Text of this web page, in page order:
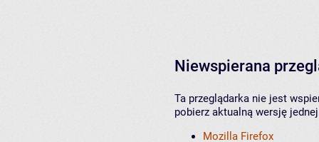
Niewspierana
Ta przeglądarka nie jest
pobierz aktualną wersję
Mozilla Firefox